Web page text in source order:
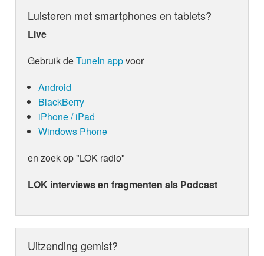
Luisteren met smartphones en tablets?
Live
Gebruik deTuneIn appvoor
Android
BlackBerry
iPhone / iPad
Windows Phone
en zoek op "LOK radio"
LOK interviews en fragmenten als Podcast
Uitzending gemist?